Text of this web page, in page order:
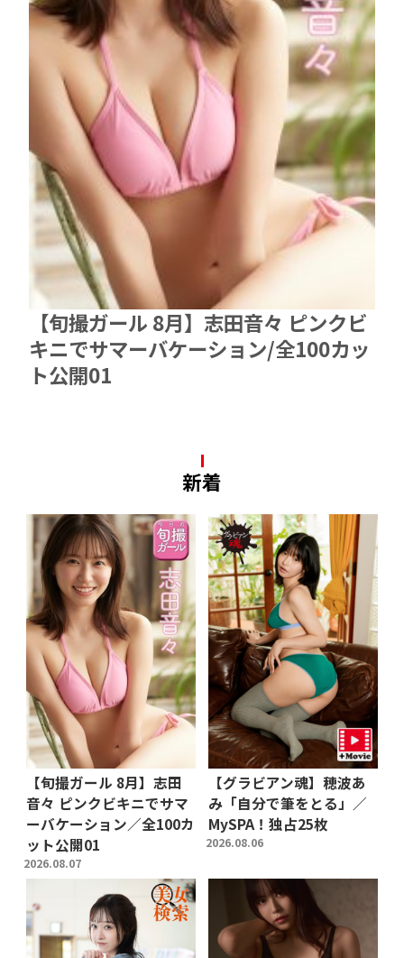
【旬撮ガール 8月】志田音々 ピンクビ
キニでサマーバケーション/全100カッ
ト公開01
新着
【旬撮ガール 8月】志田
音々 ピンクビキニでサマ
ーバケーション／全100カ
ット公開01
2026.08.07
【グラビアン魂】穂波あ
み「自分で筆をとる」／
MySPA！独占25枚
2026.08.06